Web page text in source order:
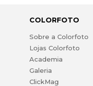
COLORFOTO
Sobre a Colorfoto
Lojas Colorfoto
Academia
Galeria
ClickMag